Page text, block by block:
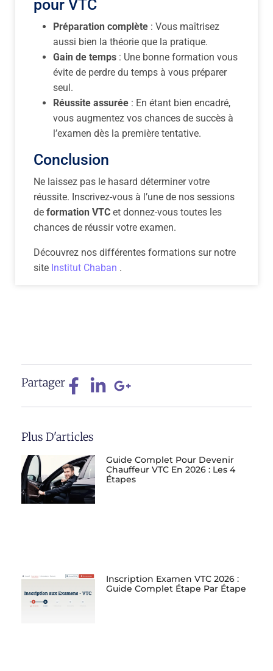
pour VTC
Préparation complète : Vous maîtrisez
aussi bien la théorie que la pratique.
Gain de temps : Une bonne formation vous
évite de perdre du temps à vous préparer
seul.
Réussite assurée : En étant bien encadré,
vous augmentez vos chances de succès à
l’examen dès la première tentative.
Conclusion
Ne laissez pas le hasard déterminer votre
réussite. Inscrivez-vous à l’une de nos sessions
de formation VTC et donnez-vous toutes les
chances de réussir votre examen.
Découvrez nos différentes formations sur notre
site Institut Chaban .
Partager
Plus D'articles
Guide Complet Pour Devenir
Chauffeur VTC En 2026 : Les 4
Étapes
Inscription Examen VTC 2026 :
Guide Complet Étape Par Étape